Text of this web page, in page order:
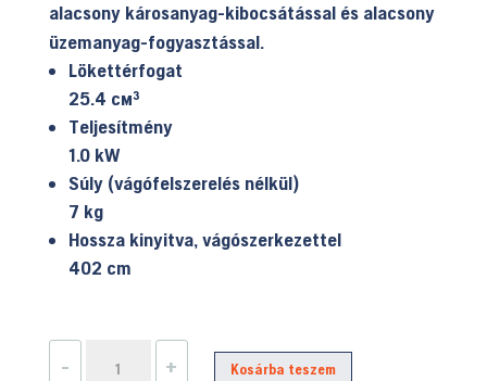
alacsony károsanyag-kibocsátással és alacsony
üzemanyag-fogyasztással.
Lökettérfogat
25.4 см³
Teljesítmény
1.0 kW
Súly (vágófelszerelés nélkül)
7 kg
Hossza kinyitva, vágószerkezettel
402 cm
- + Kosárba teszem